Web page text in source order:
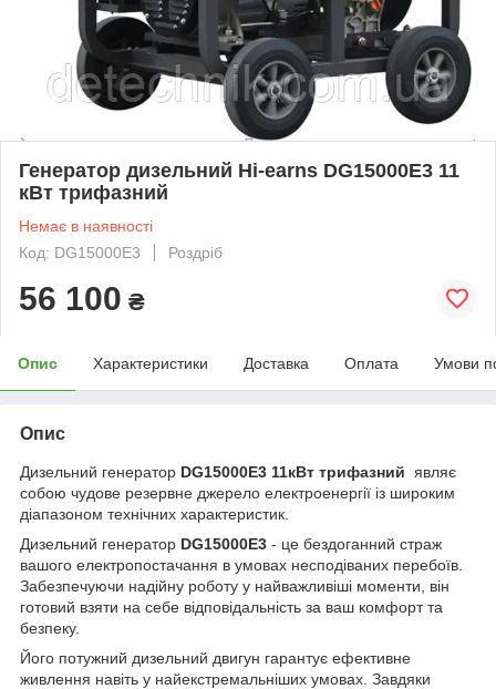
Генератор дизельний Hi-earns DG15000E3 11
кВт трифазний
Немає в наявності
Код: DG15000E3
Роздріб
56 100 ₴
Опис Характеристики Доставка Оплата Умови
Опис
Дизельний генератор DG15000E3 11кВт трифазний являє
собою чудове резервне джерело електроенергії із широким
діапазоном технічних характеристик.
Дизельний генератор DG15000E3 - це бездоганний страж
вашого електропостачання в умовах несподіваних перебоїв.
Забезпечуючи надійну роботу у найважливіші моменти, він
готовий взяти на себе відповідальність за ваш комфорт та
безпеку.
Його потужний дизельний двигун гарантує ефективне
живлення навіть у найекстремальніших умовах. Завдяки